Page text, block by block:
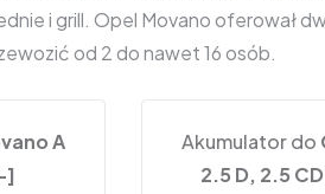
i grill. Opel Movano oferował
od 2 do nawet 16 osób.
A
]
Akumulator do
2.5 D, 2.5